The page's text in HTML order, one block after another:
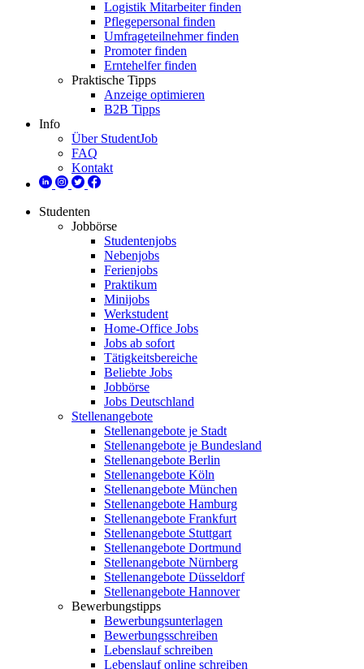
Logistik Mitarbeiter finden
Pflegepersonal finden
Umfrageteilnehmer finden
Promoter finden
Erntehelfer finden
Praktische Tipps
Anzeige optimieren
B2B Tipps
Info
Über StudentJob
FAQ
Kontakt
Studenten
Jobbörse
Studentenjobs
Nebenjobs
Ferienjobs
Praktikum
Minijobs
Werkstudent
Home-Office Jobs
Jobs ab sofort
Tätigkeitsbereiche
Beliebte Jobs
Jobbörse
Jobs Deutschland
Stellenangebote
Stellenangebote je Stadt
Stellenangebote je Bundesland
Stellenangebote Berlin
Stellenangebote Köln
Stellenangebote München
Stellenangebote Hamburg
Stellenangebote Frankfurt
Stellenangebote Stuttgart
Stellenangebote Dortmund
Stellenangebote Nürnberg
Stellenangebote Düsseldorf
Stellenangebote Hannover
Bewerbungstipps
Bewerbungsunterlagen
Bewerbungsschreiben
Lebenslauf schreiben
Lebenslauf online schreiben